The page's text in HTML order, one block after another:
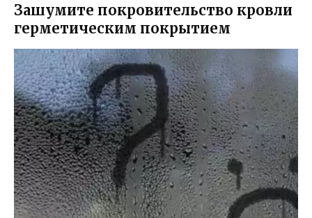
Зашумите покровительство кровли
герметическим покрытием